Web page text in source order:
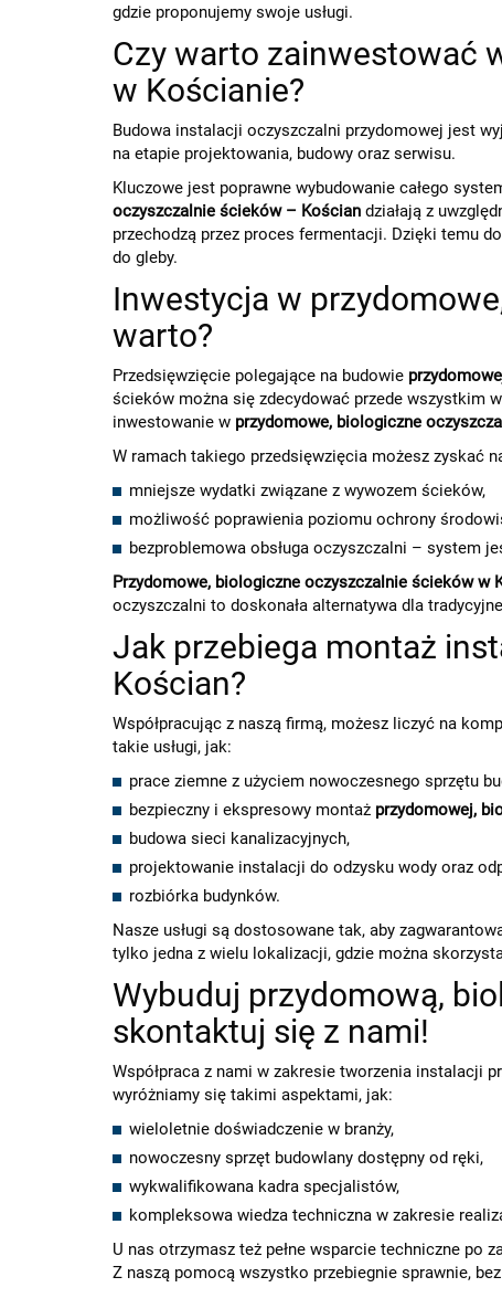
gdzie proponujemy swoje usługi.
Czy warto zainwestować
w Kościanie?
Budowa instalacji oczyszczalni przydomowej jest
na etapie projektowania, budowy oraz serwisu.
Kluczowe jest poprawne wybudowanie całego
oczyszczalnie ścieków – Kościan działają z
przechodzą przez proces fermentacji. Dzięki temu
do gleby.
Inwestycja w
warto?
Przedsięwzięcie polegające na budowie
ścieków można się zdecydować przede wszystkim
inwestowanie w przydomowe, biologiczne
W ramach takiego przedsięwzięcia możesz zyskać
mniejsze wydatki związane z wywozem ścieków,
możliwość poprawienia poziomu ochrony
bezproblemowa obsługa oczyszczalni – system
Przydomowe, biologiczne oczyszczalnie ścieków w
oczyszczalni to doskonała alternatywa dla
Jak przebiega montaż
Kościan?
Współpracując z naszą firmą, możesz liczyć na
takie usługi, jak:
prace ziemne z użyciem nowoczesnego sprzętu
bezpieczny i ekspresowy montaż przydomowej,
budowa sieci kanalizacyjnych,
projektowanie instalacji do odzysku wody oraz
rozbiórka budynków.
Nasze usługi są dostosowane tak, aby
tylko jedna z wielu lokalizacji, gdzie można
Wybuduj przydomową,
skontaktuj się z nami!
Współpraca z nami w zakresie tworzenia instalacji
wyróżniamy się takimi aspektami, jak:
wieloletnie doświadczenie w branży,
nowoczesny sprzęt budowlany dostępny od ręki,
wykwalifikowana kadra specjalistów,
kompleksowa wiedza techniczna w zakresie
U nas otrzymasz też pełne wsparcie techniczne po
Z naszą pomocą wszystko przebiegnie sprawnie,